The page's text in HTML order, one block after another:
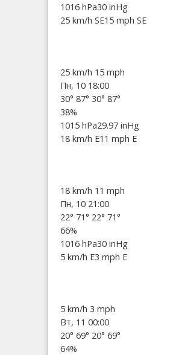
1016 hPa30 inHg
25 km/h SE15 mph SE
25 km/h 15 mph
Пн, 10 18:00
30° 87° 30° 87°
38%
1015 hPa29.97 inHg
18 km/h E11 mph E
18 km/h 11 mph
Пн, 10 21:00
22° 71° 22° 71°
66%
1016 hPa30 inHg
5 km/h E3 mph E
5 km/h 3 mph
Вт, 11 00:00
20° 69° 20° 69°
64%